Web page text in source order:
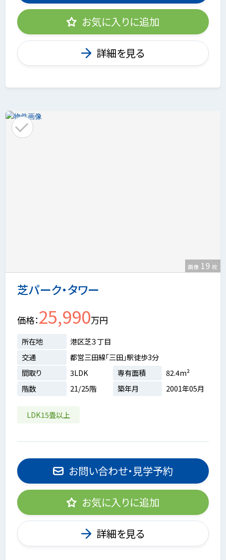
お気に入りに追加
詳細を見る
芝パーク・タワー
画像 19 枚
価格 25,990万円
所在地
港区芝３丁目
交通
都営三田線「三田」駅徒歩3分
間取り
3LDK 専有面積
82.4m²
階数
21/25階 築年月 2001年05月
LDK15畳以上
お問い合わせ・見学予約
お気に入りに追加
詳細を見る